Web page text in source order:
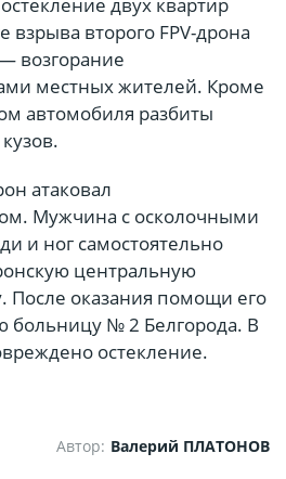
двух квартир
взрыва второго FPV-дрона
возгорание
местных жителей. Кроме
автомобиля разбиты
атаковал
Мужчина с осколочными
и ног самостоятельно
центральную
После оказания помощи его
больницу № 2 Белгорода. В
остекление.
Автор: Валерий ПЛАТОНОВ